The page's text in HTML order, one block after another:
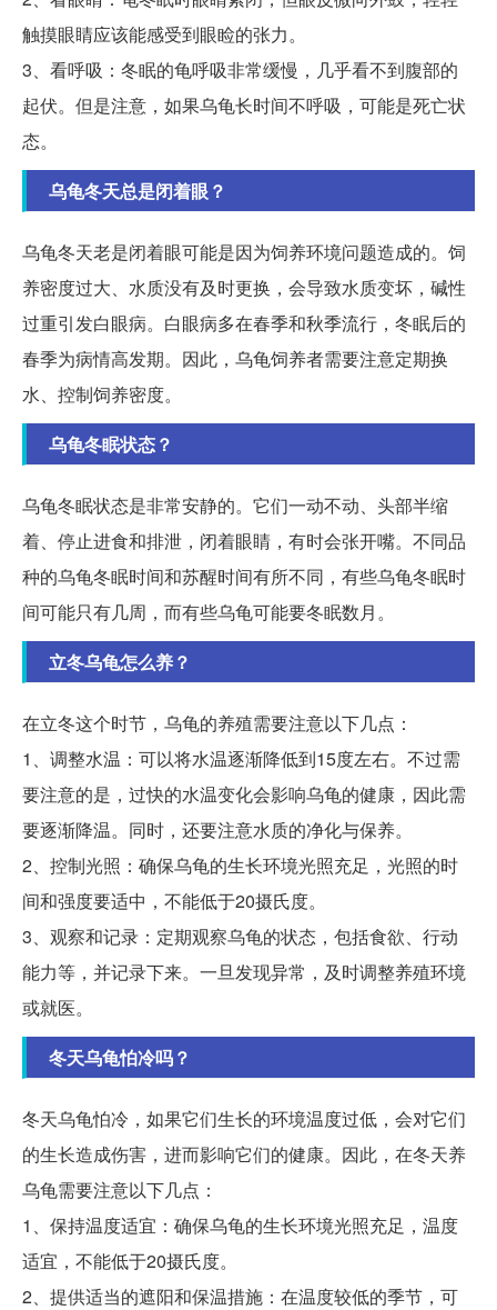
触摸眼睛应该能感受到眼睑的张力。
3、看呼吸：冬眠的龟呼吸非常缓慢，几乎看不到腹部的
起伏。但是注意，如果乌龟长时间不呼吸，可能是死亡状
态。
乌龟冬天总是闭着眼？
乌龟冬天老是闭着眼可能是因为饲养环境问题造成的。饲
养密度过大、水质没有及时更换，会导致水质变坏，碱性
过重引发白眼病。白眼病多在春季和秋季流行，冬眠后的
春季为病情高发期。因此，乌龟饲养者需要注意定期换
水、控制饲养密度。
乌龟冬眠状态？
乌龟冬眠状态是非常安静的。它们一动不动、头部半缩
着、停止进食和排泄，闭着眼睛，有时会张开嘴。不同品
种的乌龟冬眠时间和苏醒时间有所不同，有些乌龟冬眠时
间可能只有几周，而有些乌龟可能要冬眠数月。
立冬乌龟怎么养？
在立冬这个时节，乌龟的养殖需要注意以下几点：
1、调整水温：可以将水温逐渐降低到15度左右。不过需
要注意的是，过快的水温变化会影响乌龟的健康，因此需
要逐渐降温。同时，还要注意水质的净化与保养。
2、控制光照：确保乌龟的生长环境光照充足，光照的时
间和强度要适中，不能低于20摄氏度。
3、观察和记录：定期观察乌龟的状态，包括食欲、行动
能力等，并记录下来。一旦发现异常，及时调整养殖环境
或就医。
冬天乌龟怕冷吗？
冬天乌龟怕冷，如果它们生长的环境温度过低，会对它们
的生长造成伤害，进而影响它们的健康。因此，在冬天养
乌龟需要注意以下几点：
1、保持温度适宜：确保乌龟的生长环境光照充足，温度
适宜，不能低于20摄氏度。
2、提供适当的遮阳和保温措施：在温度较低的季节，可